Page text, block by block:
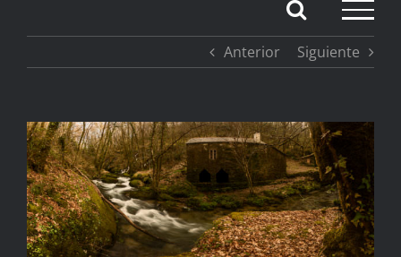
Anterior Siguiente
Ver
imagen
más
grande